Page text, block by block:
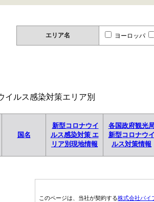
エリア名 ヨーロッパ
イルス感染対策エリア別
国名
新型コロナウイ
ルス感染対策 エ
リア別現地情報
各国政府観光
新型コロナウ
ルス対策情報
このページは、当社が契約する株式会社パイ